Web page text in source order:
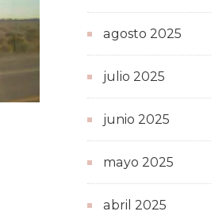
agosto 2025
julio 2025
junio 2025
mayo 2025
abril 2025